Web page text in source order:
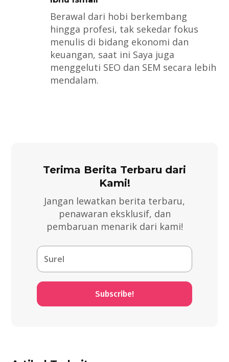
Berawal dari hobi berkembang
hingga profesi, tak sekedar fokus
menulis di bidang ekonomi dan
keuangan, saat ini Saya juga
menggeluti SEO dan SEM secara lebih
mendalam.
Terima Berita Terbaru dari
Kami!
Jangan lewatkan berita terbaru,
penawaran eksklusif, dan
pembaruan menarik dari kami!
Subscribe!